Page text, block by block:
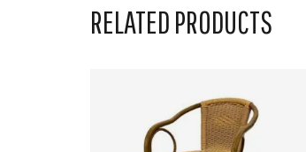
RELATED PRODUCTS